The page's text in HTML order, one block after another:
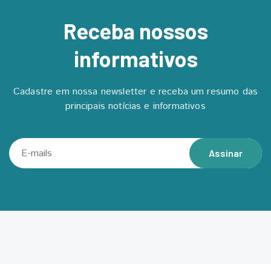
Receba nossos
informativos
Cadastre em nossa newsletter e receba um resumo das
principais notícias e informativos
Assinar